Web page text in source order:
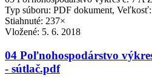
Typ súboru: PDF dokument,
Stiahnuté: 237×
Vložené: 5. 6. 2018
04 Poľnohospodárstvo
- sútlač.pdf